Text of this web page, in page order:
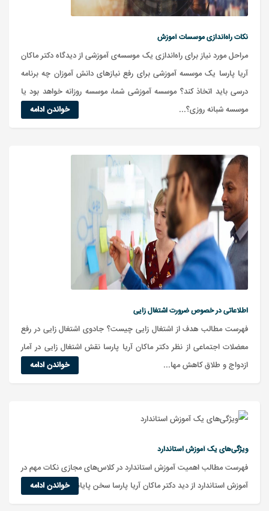
نکات راه‌اندازی موسسات آموزش
مراحل مورد نیاز برای راه‌اندازی یک موسسه‌ی آموزشی از دیدگاه دکتر ماکان
آریا پارسا یک موسسه آموزشی برای رفع نیازهای دانش آموزان چه برنامه
درسی باید اتخاذ کند؟ موسسه آموزشی شما، موسسه روزانه خواهد بود یا
موسسه شبانه روزی؟...
خواندن ادامه
اطلاعاتی در خصوص ضرورت اشتغال زایی
فهرست مطالب هدف از اشتغال زایی چیست؟ جادوی اشتغال زایی در رفع
معضلات اجتماعی از نظر دکتر ماکان آریا پارسا نقش اشتغال زایی در آمار
ازدواج و طلاق کاهش مها...
خواندن ادامه
ویژگی‌های یک آموزش استاندارد
فهرست مطالب اهمیت آموزش استاندارد در کلاس‌های مجازی نکات مهم در
آموزش استاندارد از دید دکتر ماکان آریا پارسا سخن پایانی سوالات متداول
خواندن ادامه